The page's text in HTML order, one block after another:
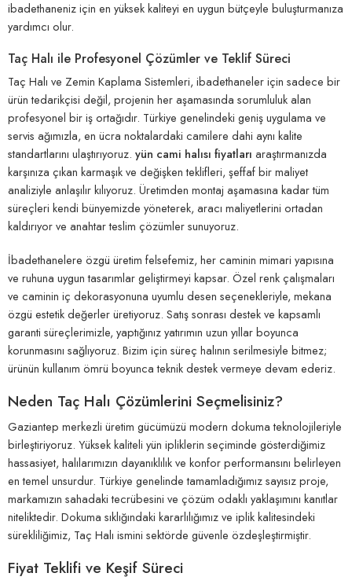
ibadethaneniz için en yüksek kaliteyi en uygun bütçeyle buluşturmanıza
yardımcı olur.
Taç Halı ile Profesyonel Çözümler ve Teklif Süreci
Taç Halı ve Zemin Kaplama Sistemleri, ibadethaneler için sadece bir
ürün tedarikçisi değil, projenin her aşamasında sorumluluk alan
profesyonel bir iş ortağıdır. Türkiye genelindeki geniş uygulama ve
servis ağımızla, en ücra noktalardaki camilere dahi aynı kalite
standartlarını ulaştırıyoruz. yün cami halısı fiyatları araştırmanızda
karşınıza çıkan karmaşık ve değişken teklifleri, şeffaf bir maliyet
analiziyle anlaşılır kılıyoruz. Üretimden montaj aşamasına kadar tüm
süreçleri kendi bünyemizde yöneterek, aracı maliyetlerini ortadan
kaldırıyor ve anahtar teslim çözümler sunuyoruz.
İbadethanelere özgü üretim felsefemiz, her caminin mimari yapısına
ve ruhuna uygun tasarımlar geliştirmeyi kapsar. Özel renk çalışmaları
ve caminin iç dekorasyonuna uyumlu desen seçenekleriyle, mekana
özgü estetik değerler üretiyoruz. Satış sonrası destek ve kapsamlı
garanti süreçlerimizle, yaptığınız yatırımın uzun yıllar boyunca
korunmasını sağlıyoruz. Bizim için süreç halının serilmesiyle bitmez;
ürünün kullanım ömrü boyunca teknik destek vermeye devam ederiz.
Neden Taç Halı Çözümlerini Seçmelisiniz?
Gaziantep merkezli üretim gücümüzü modern dokuma teknolojileriyle
birleştiriyoruz. Yüksek kaliteli yün ipliklerin seçiminde gösterdiğimiz
hassasiyet, halılarımızın dayanıklılık ve konfor performansını belirleyen
en temel unsurdur. Türkiye genelinde tamamladığımız sayısız proje,
markamızın sahadaki tecrübesini ve çözüm odaklı yaklaşımını kanıtlar
niteliktedir. Dokuma sıklığındaki kararlılığımız ve iplik kalitesindeki
sürekliliğimiz, Taç Halı ismini sektörde güvenle özdeşleştirmiştir.
Fiyat Teklifi ve Keşif Süreci